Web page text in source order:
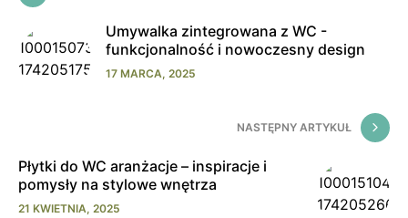
Umywalka zintegrowana z WC -
funkcjonalność i nowoczesny design
17 MARCA, 2025
NASTĘPNY ARTYKUŁ
Płytki do WC aranżacje – inspiracje i
pomysły na stylowe wnętrza
21 KWIETNIA, 2025